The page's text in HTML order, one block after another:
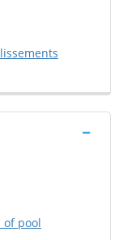
of pool